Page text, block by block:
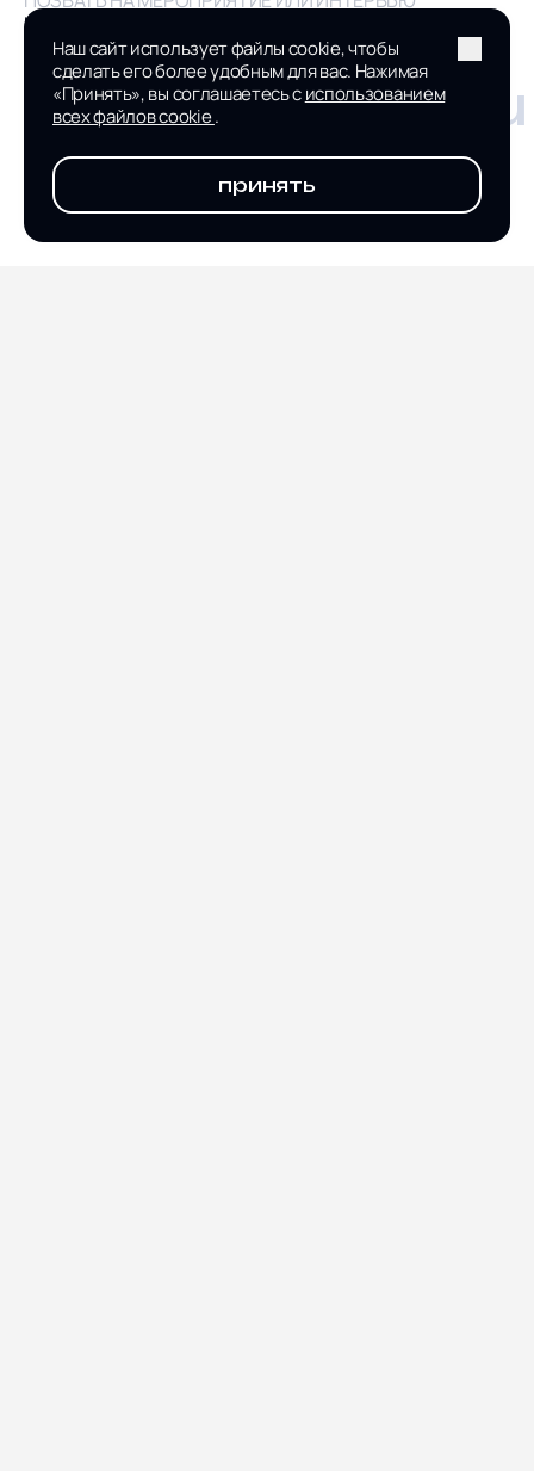
pr@serptop.ru
ПРИСОЕДИНИТЬСЯ К КОМАНДЕ
hr@serptop.ru
hello@serptop.ru
Наш сайт использует файлы cookie, чтобы
сделать его более удобным для вас. Нажимая
«Принять», вы соглашаетесь сиспользованием
всех файлов cookie.
принять